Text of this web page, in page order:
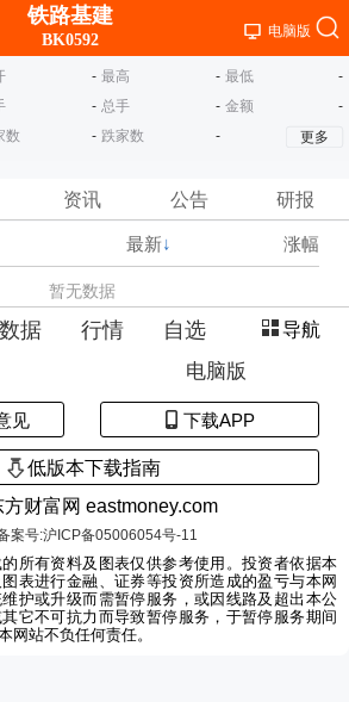
铁路基建
BK0592 电脑版
- 最高 - 最低
-
- 总手 - 金额
-
数 - 跌家数 - 更多
资讯 公告 研报
最新↓ 涨幅
暂无数据
数据 行情 自选 导航
电脑版
见 下载APP
低版本下载指南
财富网 eastmoney.com
案号:沪ICP备05006054号-11
所有资料及图表仅供参考使用。投资者依据本
表进行金融、证券等投资所造成的盈亏与本网
护或升级而需暂停服务，或因线路及超出本公
它不可抗力而导致暂停服务，于暂停服务期间
网站不负任何责任。